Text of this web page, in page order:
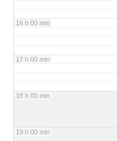
16 h 00 min
17 h 00 min
18 h 00 min
19 h 00 min